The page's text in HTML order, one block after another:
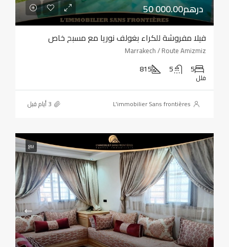
50 000.00درهم
فيلا مفروشة للكراء بغولف نوريا مع مسبح خاص
Marrakech / Route Amizmiz
5
5
815
فلل
L'immobilier Sans frontières
بيع